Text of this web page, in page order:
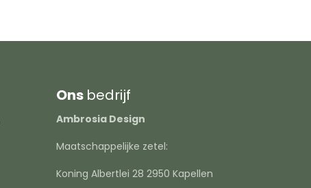
Ons bedrijf
Ambrosia Design
Maatschappelijke zetel:
Koning Albertlei 28 2950 Kapellen